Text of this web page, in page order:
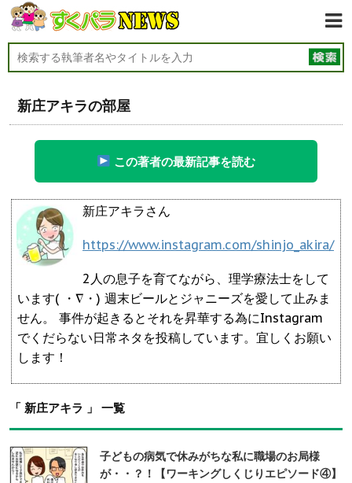
新庄アキラの部屋
この著者の最新記事を読む
新庄アキラさん
https://www.instagram.com/shinjo_akira/
2人の息子を育てながら、理学療法士をして
います( ・∇・) 週末ビールとジャニーズを愛して止みま
せん。 事件が起きるとそれを昇華する為にInstagram
でくだらない日常ネタを投稿しています。宜しくお願い
します！
「 新庄アキラ 」 一覧
子どもの病気で休みがちな私に職場のお局様
が・・？！【ワーキングしくじりエピソード④】